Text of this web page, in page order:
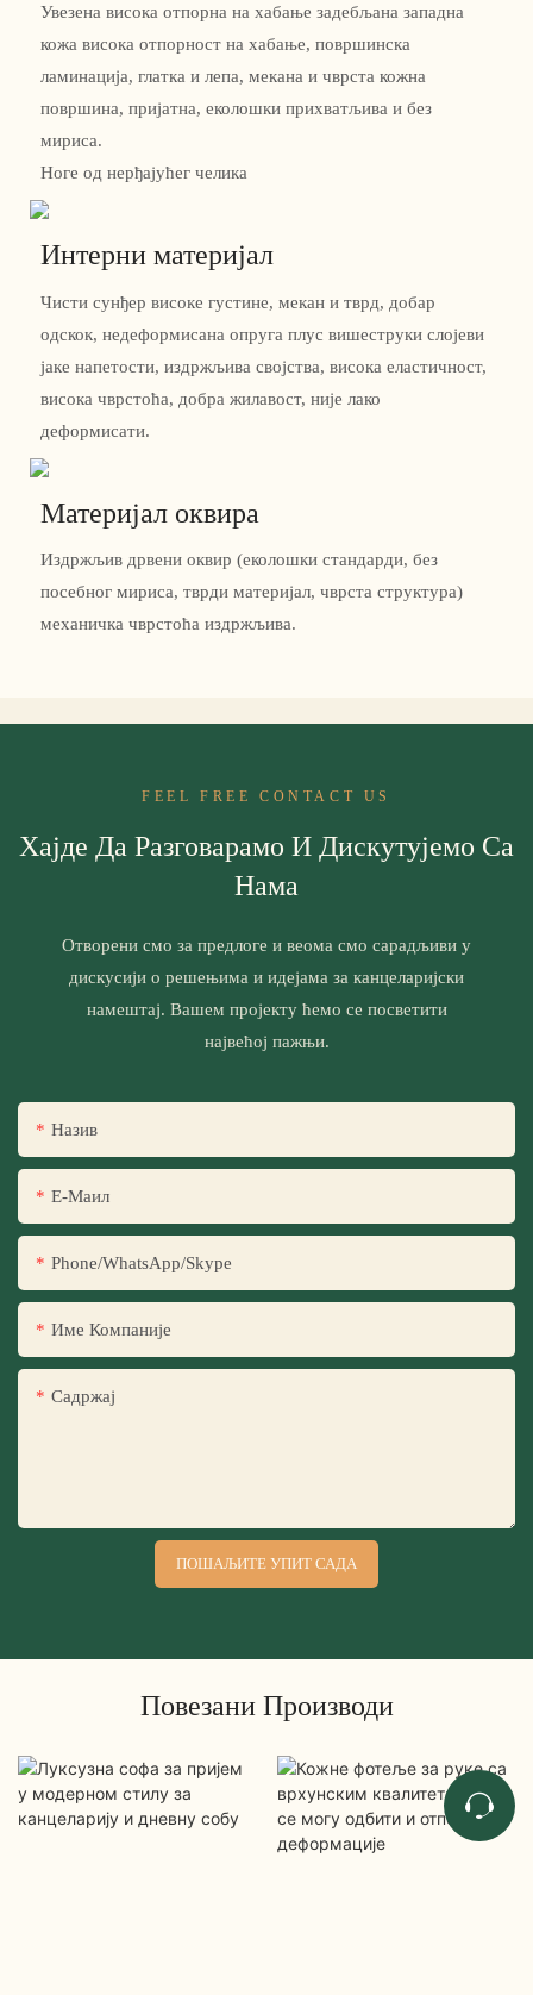
Увезена висока отпорна на хабање задебљана западна
кожа висока отпорност на хабање, површинска
ламинација, глатка и лепа, мекана и чврста кожна
површина, пријатна, еколошки прихватљива и без
мириса.
Ноге од нерђајућег челика
Интерни материјал
Чисти сунђер високе густине, мекан и тврд, добар
одскок, недеформисана опруга плус вишеструки слојеви
јаке напетости, издржљива својства, висока еластичност,
висока чврстоћа, добра жилавост, није лако
деформисати.
Материјал оквира
Издржљив дрвени оквир (еколошки стандарди, без
посебног мириса, тврди материјал, чврста структура)
механичка чврстоћа издржљива.
FEEL FREE CONTACT US
Хајде Да Разговарамо И Дискутујемо Са
Нама
Отворени смо за предлоге и веома смо сарадљиви у
дискусији о решењима и идејама за канцеларијски
намештај. Вашем пројекту ћемо се посветити
највећој пажњи.
Назив
Е-Маил
Phone/WhatsApp/Skype
Име Компаније
Садржај
ПОШАЉИТЕ УПИТ САДА
Повезани Производи